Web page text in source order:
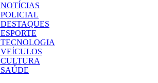
NOTÍCIAS
POLICIAL
DESTAQUES
ESPORTE
TECNOLOGIA
VEÍCULOS
CULTURA
SAÚDE